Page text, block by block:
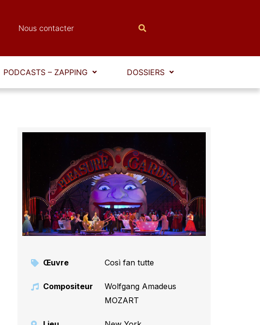
Nous contacter
PODCASTS – ZAPPING DOSSIERS
Œuvre Così fan tutte
Compositeur
Wolfgang Amadeus
MOZART